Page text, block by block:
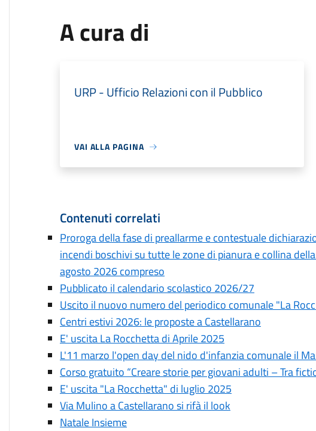
A cura di
URP - Ufficio Relazioni con il Pubblico
VAI ALLA PAGINA
Contenuti correlati
Proroga della fase di preallarme e contestuale
incendi boschivi su tutte le zone di pianura e collina
agosto 2026 compreso
Pubblicato il calendario scolastico 2026/27
Uscito il nuovo numero del periodico comunale "La
Centri estivi 2026: le proposte a Castellarano
E' uscita La Rocchetta di Aprile 2025
L'11 marzo l'open day del nido d'infanzia comunale il
Corso gratuito “Creare storie per giovani adulti – Tra
E' uscita "La Rocchetta" di luglio 2025
Via Mulino a Castellarano si rifà il look
Natale Insieme